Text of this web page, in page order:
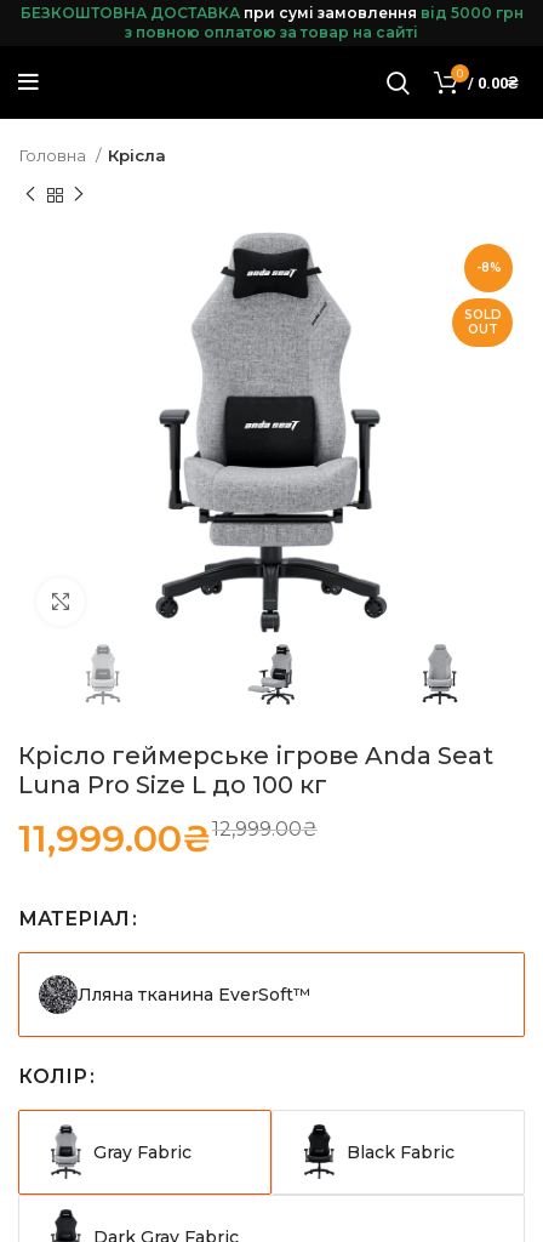
БЕЗКОШТОВНА ДОСТАВКАпри сумі замовлення від 5000 грн
з повною оплатою за товар на сайті
0 / 0.00₴
Головна Крісла
-8%
SOLD
OUT
Натисніть, щоб збільшити
Крісло геймерське ігрове Anda Seat
Luna Pro Size L до 100 кг
12,999.00₴
11,999.00₴
МАТЕРІАЛ
Лляна тканина EverSoft™
КОЛІР
Gray Fabric Black Fabric
Dark Gray Fabric